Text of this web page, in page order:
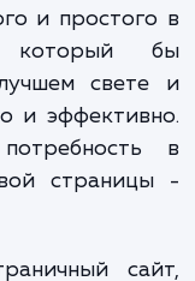
в своей
не спят.
и
в лучшем
и